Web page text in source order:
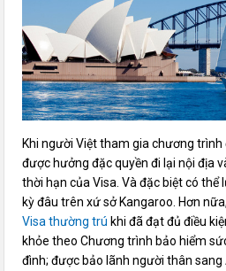
Khi người Việt tham gia chương
được hưởng đặc quyền đi lại nội địa
thời hạn của Visa. Và đặc biệt có
kỳ đâu trên xứ sở Kangaroo. Hơn
Visa thường trú khi đã đạt đủ điều
khỏe theo Chương trình bảo hiểm
đình; được bảo lãnh người thân